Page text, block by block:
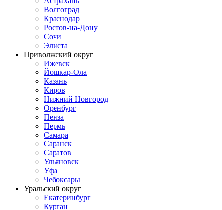
Волгоград
Краснодар
Ростов-на-Дону
Сочи
Элиста
Приволжский округ
Ижевск
Йошкар-Ола
Казань
Киров
Нижний Новгород
Оренбург
Пенза
Пермь
Самара
Саранск
Саратов
Ульяновск
Уфа
Чебоксары
Уральский округ
Екатеринбург
Курган